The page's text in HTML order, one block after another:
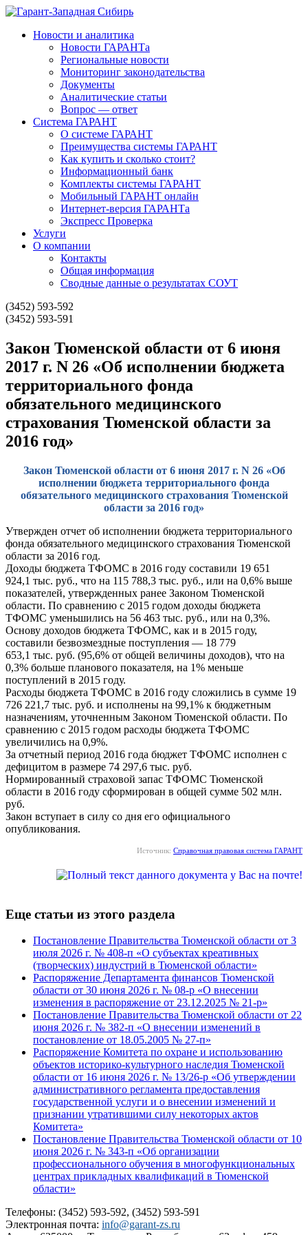
Новости и аналитика
Новости ГАРАНТа
Региональные новости
Мониторинг законодательства
Документы
Аналитические статьи
Вопрос — ответ
Система ГАРАНТ
О системе ГАРАНТ
Преимущества системы ГАРАНТ
Как купить и сколько стоит?
Информационный банк
Комплекты системы ГАРАНТ
Мобильный ГАРАНТ онлайн
Интернет-версия ГАРАНТа
Экспресс Проверка
Услуги
О компании
Контакты
Общая информация
Сводные данные о результатах СОУТ
(3452) 593-592
(3452) 593-591
Закон Тюменской области от 6 июня
2017 г. N 26 «Об исполнении бюджета
территориального фонда
обязательного медицинского
страхования Тюменской области за
2016 год»
Закон Тюменской области от 6 июня 2017 г. N 26 «Об
исполнении бюджета территориального фонда
обязательного медицинского страхования Тюменской
области за 2016 год»
Утвержден отчет об исполнении бюджета территориального
фонда обязательного медицинского страхования Тюменской
области за 2016 год.
Доходы бюджета ТФОМС в 2016 году составили 19 651
924,1 тыс. руб., что на 115 788,3 тыс. руб., или на 0,6% выше
показателей, утвержденных ранее Законом Тюменской
области. По сравнению с 2015 годом доходы бюджета
ТФОМС уменьшились на 56 463 тыс. руб., или на 0,3%.
Основу доходов бюджета ТФОМС, как и в 2015 году,
составили безвозмездные поступления — 18 779
653,1 тыс. руб. (95,6% от общей величины доходов), что на
0,3% больше планового показателя, на 1% меньше
поступлений в 2015 году.
Расходы бюджета ТФОМС в 2016 году сложились в сумме 19
726 221,7 тыс. руб. и исполнены на 99,1% к бюджетным
назначениям, уточненным Законом Тюменской области. По
сравнению с 2015 годом расходы бюджета ТФОМС
увеличились на 0,9%.
За отчетный период 2016 года бюджет ТФОМС исполнен с
дефицитом в размере 74 297,6 тыс. руб.
Нормированный страховой запас ТФОМС Тюменской
области в 2016 году сформирован в общей сумме 502 млн.
руб.
Закон вступает в силу со дня его официального
опубликования.
Источник: Справочная правовая система ГАРАНТ
Еще статьи из этого раздела
Постановление Правительства Тюменской области от 3
июля 2026 г. № 408-п «О субъектах креативных
(творческих) индустрий в Тюменской области»
Распоряжение Департамента финансов Тюменской
области от 30 июня 2026 г. № 08-р «О внесении
изменения в распоряжение от 23.12.2025 № 21-р»
Постановление Правительства Тюменской области от 22
июня 2026 г. № 382-п «О внесении изменений в
постановление от 18.05.2005 № 27-п»
Распоряжение Комитета по охране и использованию
объектов историко-культурного наследия Тюменской
области от 16 июня 2026 г. № 13/26-р «Об утверждении
административного регламента предоставления
государственной услуги и о внесении изменений и
признании утратившими силу некоторых актов
Комитета»
Постановление Правительства Тюменской области от 10
июня 2026 г. № 343-п «Об организации
профессионального обучения в многофункциональных
центрах прикладных квалификаций в Тюменской
области»
Телефоны: (3452) 593-592, (3452) 593-591
Электронная почта: info@garant-zs.ru